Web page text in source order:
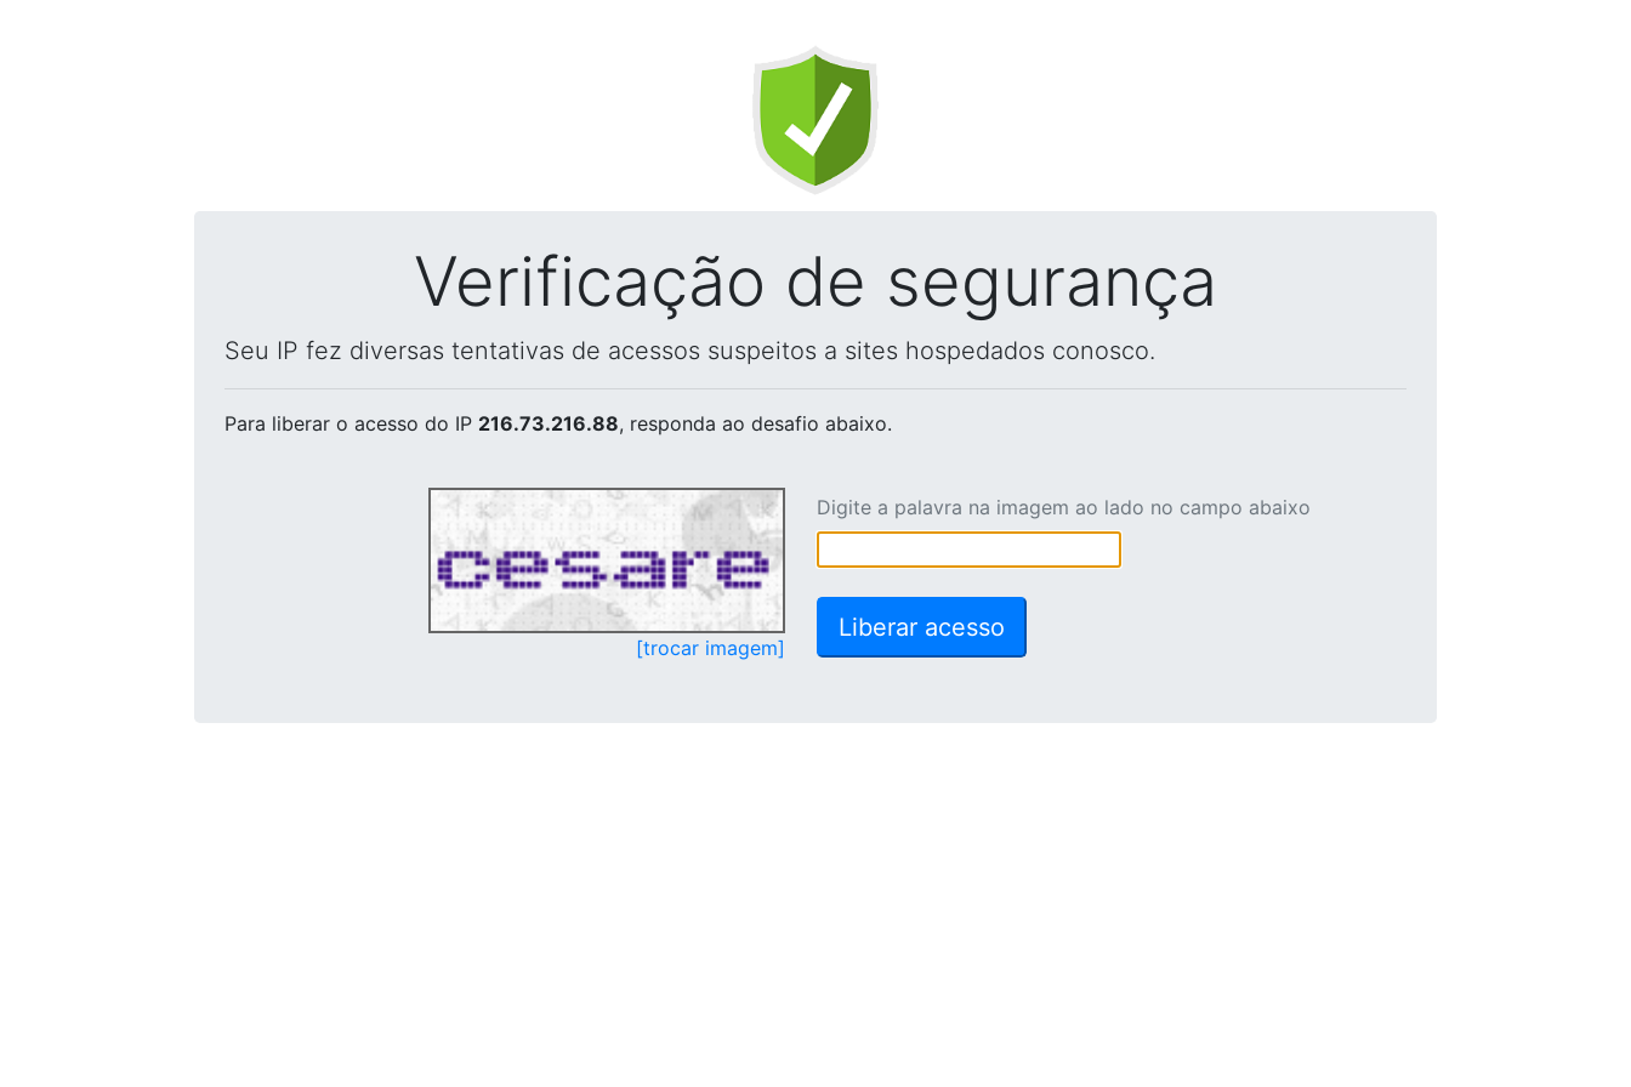
Verificação de segurança
Seu IP fez diversas tentativas de acessos suspeitos a sites hospedados conosco.
Para liberar o acesso do IP 216.73.216.88, responda ao desafio abaixo.
[trocar imagem]
Digite a palavra na imagem ao lado no campo abaixo